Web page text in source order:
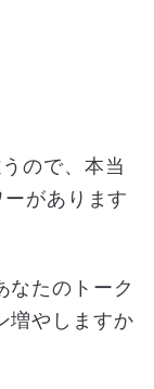
ので、本当
があります
なたのトーク
増やしますか